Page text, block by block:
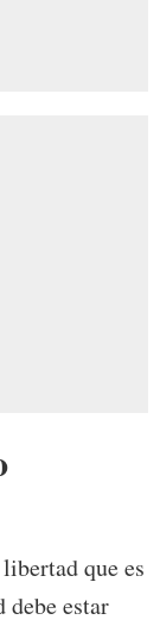
que es
debe estar